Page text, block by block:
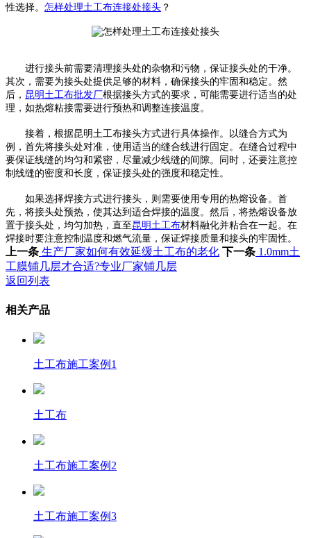
性选择。 怎样处理土工布连接处接头 ？
进行接头前需要清理接头处的杂物和污物，保证接头处的干净。
其次，需要为接头处提供足够的材料，确保接头的牢固和稳定。然
后， 昆明土工布批发厂根据接头方式的要求，可能需要进行适当的处
理，如热熔粘接需要进行预热和调整连接温度。
接着，根据昆明土工布接头方式进行具体操作。以缝合方式为
例，首先将接头处对准，使用适当的缝合线进行固定。在缝合过程中
要保证线缝的均匀和紧密，尽量减少线缝的间隙。同时，还要注意控
制线缝的密度和长度，保证接头处的强度和稳定性。
如果选择焊接方式进行接头，则需要使用专用的热熔设备。首
先，将接头处预热，使其达到适合焊接的温度。然后，将热熔设备放
置于接头处，均匀加热，直至 昆明土工布材料融化并粘合在一起。在
焊接时要注意控制温度和燃气流量，保证焊接质量和接头的牢固性。
上一条 生产厂家如何有效延缓土工布的老化 下一条 1.0mm土
工膜铺几层才合适?专业厂家铺几层
返回列表
相关产品
土工布施工案例1
土工布
土工布施工案例2
土工布施工案例3